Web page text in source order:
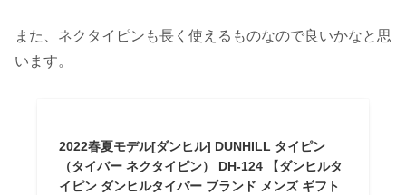
また、ネクタイピンも長く使えるものなので良いかなと思
います。
2022春夏モデル[ダンヒル] DUNHILL タイピン
（タイバー ネクタイピン） DH-124 【ダンヒルタ
イピン ダンヒルタイバー ブランド メンズ ギフト